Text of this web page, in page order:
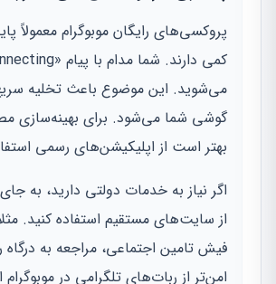
پروکسی‌های رایگان موبوگرام معمولاً
می‌شوید. این موضوع باعث تخلیه
گوشی شما می‌شود. برای بهینه‌سازی
بهتر است از اپلیکیشن‌های رسمی
اگر نیاز به خدمات دولتی دارید، به
از سایت‌های مستقیم استفاده کنید.
فیش تامین اجتماعی، مراجعه به
امن‌تر از ربات‌های تلگرامی در